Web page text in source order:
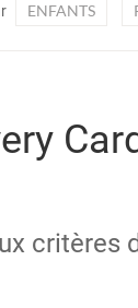
ENFANTS
critères